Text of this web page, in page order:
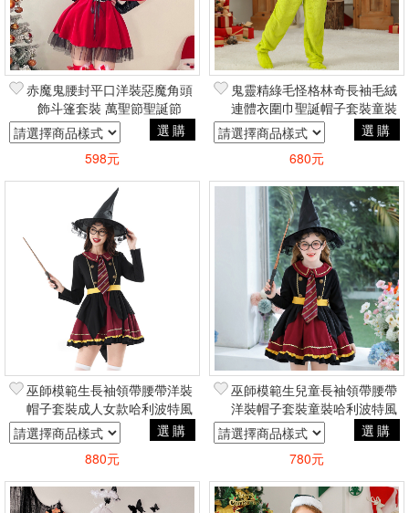
赤魔鬼腰封平口洋裝惡魔角頭
飾斗篷套裝 萬聖節聖誕節
COSPLAY哥德蘿莉塔風
選購
598元
鬼靈精綠毛怪格林奇長袖毛絨
連體衣圍巾聖誕帽子套裝童裝
萬聖節聖誕節兒童COSPLAY
選購
680元
巫師模範生長袖領帶腰帶洋裝
帽子套裝成人女款哈利波特風
萬聖節聖誕節COSPLAY變裝
可愛
選購
880元
巫師模範生兒童長袖領帶腰帶
洋裝帽子套裝童裝哈利波特風
萬聖節聖誕節COSPLAY變裝
可愛
選購
780元